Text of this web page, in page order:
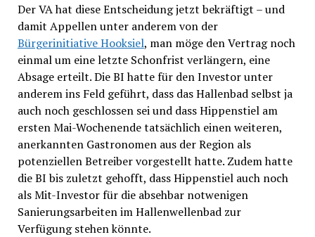
Der VA hat diese Entscheidung jetzt bekräftigt – und
damit Appellen unter anderem von der
Bürgerinitiative Hooksiel, man möge den Vertrag noch
einmal um eine letzte Schonfrist verlängern, eine
Absage erteilt. Die BI hatte für den Investor unter
anderem ins Feld geführt, dass das Hallenbad selbst ja
auch noch geschlossen sei und dass Hippenstiel am
ersten Mai-Wochenende tatsächlich einen weiteren,
anerkannten Gastronomen aus der Region als
potenziellen Betreiber vorgestellt hatte. Zudem hatte
die BI bis zuletzt gehofft, dass Hippenstiel auch noch
als Mit-Investor für die absehbar notwenigen
Sanierungsarbeiten im Hallenwellenbad zur
Verfügung stehen könnte.